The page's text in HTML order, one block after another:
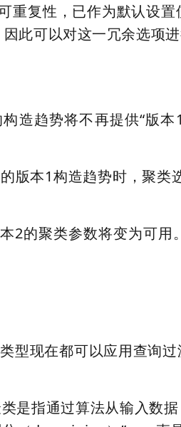
重复性，已作为默认设
此可以对这一冗余选项进
造趋势将不再提供“版
版本1构造趋势时，聚类
2的聚类参数将变为可
型现在都可以应用查询
是指通过算法从输入数